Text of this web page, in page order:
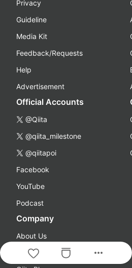
more_horiz
Privacy
Guideline
Media Kit
Feedback/Requests
Help
Advertisement
Official Accounts
@Qiita
@qiita_milestone
@qiitapoi
Facebook
YouTube
Podcast
Company
About Us
Careers